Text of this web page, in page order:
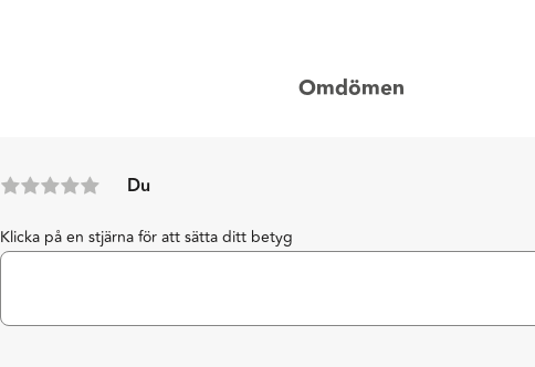
Omdömen
Du
Klicka på en stjärna för att sätta ditt betyg